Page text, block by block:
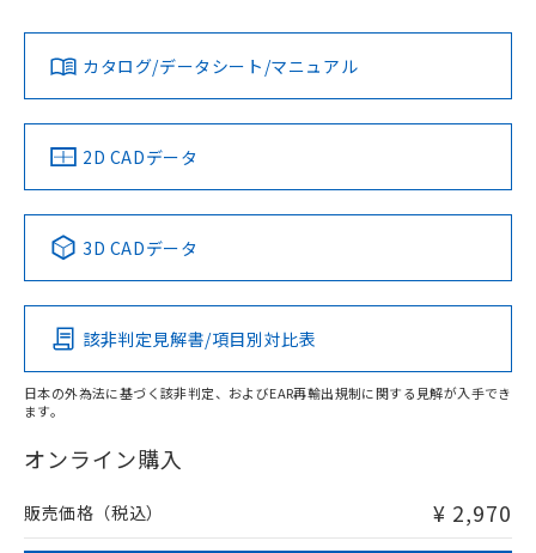
対応済み
中国 RoHS 注意事項・凡例
Pb Hg Cd Cr(VI)
O
在庫等で未対応品が混在する可能性があります。
問い合わせください。
LR型式承認
（イギリス
船舶規格）
DNV型式承認
（ノルウェー
BV型式承認
（フランス
KR型式
（韓国
Yes No No No
この製品の規格認証/適合状況ページへ
その他の認証はこちらのページからご検索ください
カタログ/データシート/マニュアル
2D CADデータ
3D CADデータ
該非判定見解書/項目別対比表
日本の外為法に基づく該非判定、およびEAR再輸出規制に関する見解が入手でき
ます。
オンライン購入
販売価格（税込） ¥ 2,970